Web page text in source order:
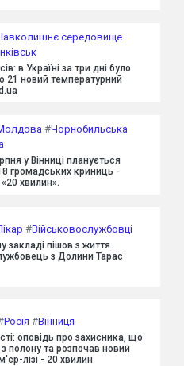
середовище
в Україні за три дні було
21 новий температурний
#Чорнобильська
у Вінниці планується
громадських криниць -
хвилин».
#Військовослужбовці
закладі пішов з життя
з Долини Тарас
Росія #Вінниця
оповідь про захисника, що
полону та розпочав новий
лізі - 20 хвилин